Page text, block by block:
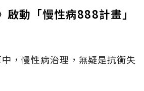
啟動「慢性病888計畫」
，慢性病治理，無疑是抗衡失